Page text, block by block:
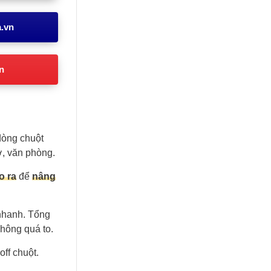
chuột
văn phòng.
ra để nâng
Tổng
quá to.
chuột.